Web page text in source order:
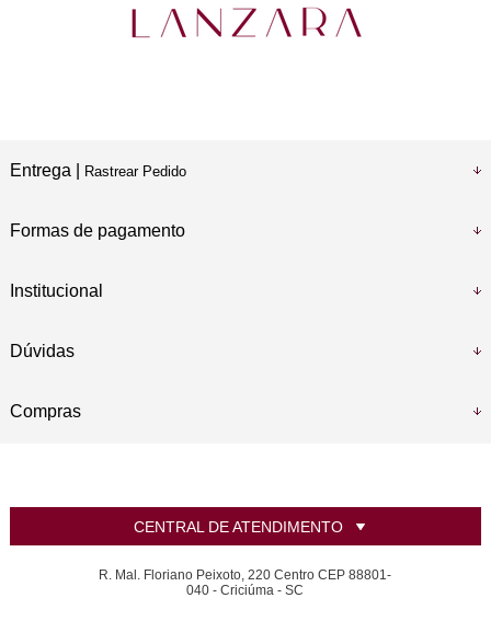
Entrega | Rastrear Pedido
Formas de pagamento
Institucional
Dúvidas
Compras
CENTRAL DE ATENDIMENTO
R. Mal. Floriano Peixoto, 220 Centro CEP 88801-
040 - Criciúma - SC